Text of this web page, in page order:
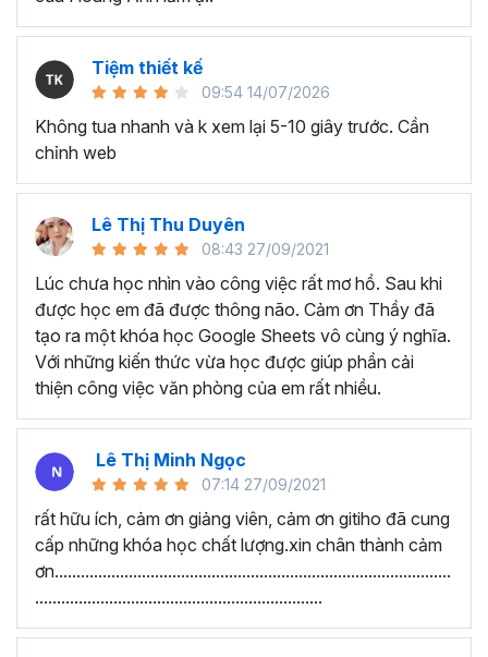
dụng đã lâu nhưng chỉ biết đến các kỹ năng cơ bản,
chưa biết cách tối ưu cho công việc.
Nhân viên văn phòng, người thường xuyên phải làm
việc với dữ liệu, phân tích và báo cáo cho quản lý.
Excel để quản lý dữ liệu, lên kế hoạch tài chính, phân
tích và đưa ra quyết định kinh doanh,...
Sinh viên, giảng viên cần sử dụng Google Sheet
phục vụ mục đích học tập và nghiên cứu, chia sẻ và
quản lý tài liệu, làm bài tập nhóm,...
….
Kết thúc chương trình Google
Sheets này bạn sẽ thành
thạo:
Tổng quan về Google Sheets, cách chia sẻ tài liệu và làm
việc nhóm
Google Sheets Cơ bản - Nhập dữ liệu, kẻ bảng và một số
chức năng cơ bản
Thu thập thông tin và xử lý thông tin bằng các hàm xử lý
dữ liệu
Kiến thức Google Sheets nâng cao
Tiệm thiết kế
09:54 14/07/2026
Không tua nhanh và k xem lại 5-10 giây trước. Cần
chỉnh web
Lê Thị Thu Duyên
08:43 27/09/2021
Lúc chưa học nhìn vào công việc rất mơ hồ. Sau khi
được học em đã được thông não. Cảm ơn Thầy đã
tạo ra một khóa học Google Sheets vô cùng ý nghĩa.
Với những kiến thức vừa học được giúp phần cải
thiện công việc văn phòng của em rất nhiều.
Lê Thị Minh Ngọc
07:14 27/09/2021
rất hữu ích, cảm ơn giảng viên, cảm ơn gitiho đã cung
cấp những khóa học chất lượng.xin chân thành cảm
ơn...........................................................................................
..................................................................